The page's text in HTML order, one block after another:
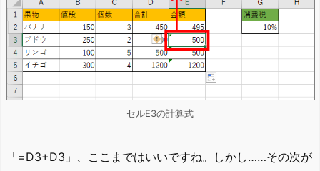
セルE3の計算式
「=D3+D3」、ここまではいいですね。しかし……その次が